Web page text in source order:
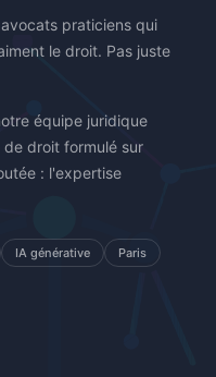
praticiens qui
le droit. Pas juste
équipe juridique
droit formulé sur
: l'expertise
IA générative Paris